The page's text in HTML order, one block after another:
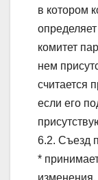
в котором
комитет
нем
считается
если его
6.2. Съезд
*